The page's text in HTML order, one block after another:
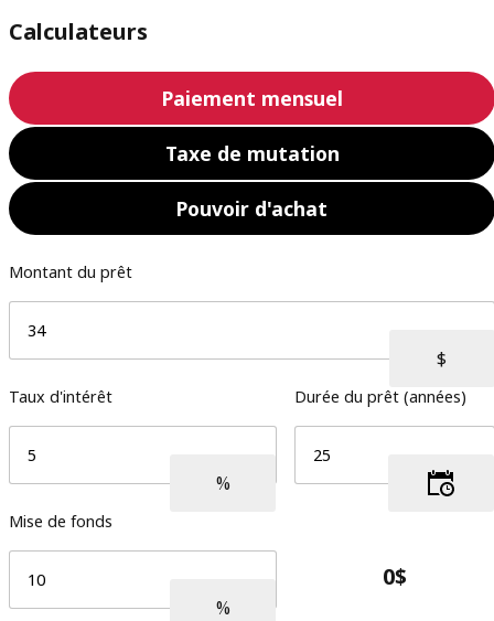
Calculateurs
Paiement mensuel
Taxe de mutation
Pouvoir d'achat
Montant du prêt
Taux d'intérêt Durée du prêt (années)
Mise de fonds